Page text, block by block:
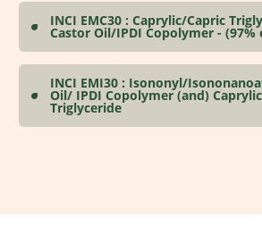
INCI EMC30 : Caprylic/Capric
Castor Oil/IPDI Copolymer -
INCI EMI30 : Isononyl/
Oil/ IPDI Copolymer (and)
Triglyceride